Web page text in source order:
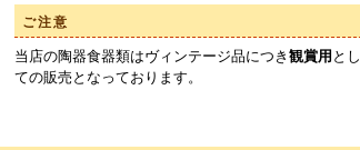
ご注意
当店の陶器食器類はヴィンテージ品につき 観賞用 とし
ての販売となっております。